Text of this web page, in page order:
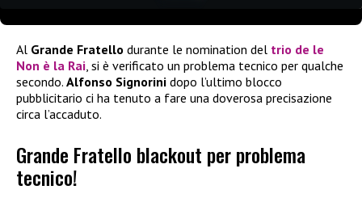
Al Grande Fratello durante le nomination del trio de le
Non è la Rai , si è verificato un problema tecnico per qualche
secondo. Alfonso Signorini dopo l’ultimo blocco
pubblicitario ci ha tenuto a fare una doverosa precisazione
circa l’accaduto.
Grande Fratello blackout per problema
tecnico!